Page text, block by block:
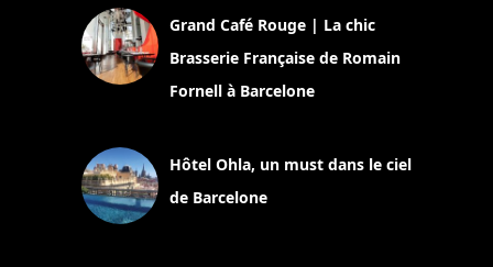
Grand Café Rouge | La chic
Brasserie Française de Romain
Fornell à Barcelone
Hôtel Ohla, un must dans le ciel
de Barcelone